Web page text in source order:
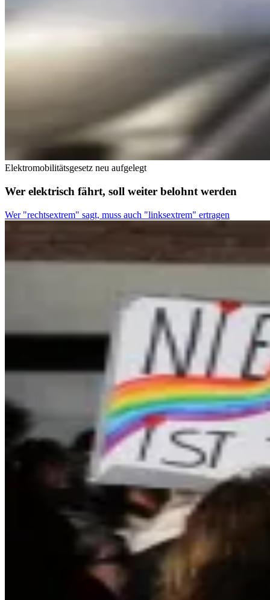
Elektromobilitätsgesetz neu aufgelegt
Wer elektrisch fährt, soll weiter belohnt werden
Wer "rechtsextrem" sagt, muss auch "linksextrem" ertragen